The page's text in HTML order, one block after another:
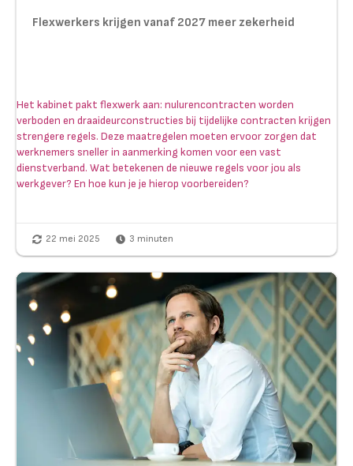
Flexwerkers krijgen vanaf 2027 meer zekerheid
Het kabinet pakt flexwerk aan: nulurencontracten worden
verboden en draaideurconstructies bij tijdelijke contracten krijgen
strengere regels. Deze maatregelen moeten ervoor zorgen dat
werknemers sneller in aanmerking komen voor een vast
dienstverband. Wat betekenen de nieuwe regels voor jou als
werkgever? En hoe kun je je hierop voorbereiden?
22 mei 2025 3 minuten